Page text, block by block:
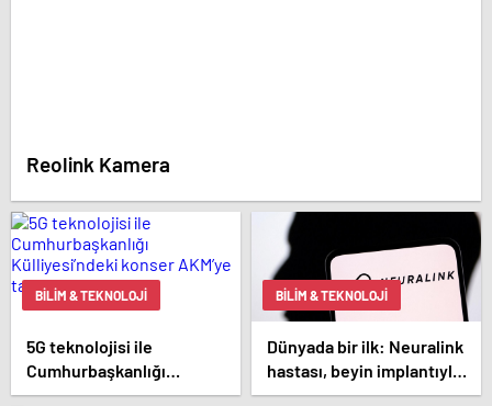
Reolink Kamera
BILIM & TEKNOLOJI
5G teknolojisi ile
Cumhurbaşkanlığı
Külliyesi’ndeki konser
BILIM & TEKNOLOJI
Dünyada bir ilk: Neuralink
hastası, beyin implantıyla
ilk kez YouTube videosu